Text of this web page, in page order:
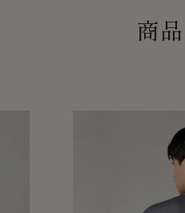
商品